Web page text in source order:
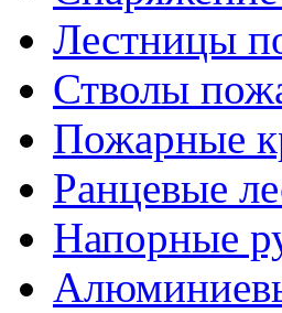
Лестницы
Стволы
Пожарные
Ранцевые
Напорные